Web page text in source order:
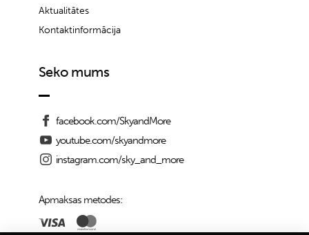
Aktualitātes
Kontaktinformācija
Seko mums
facebook.com/SkyandMore
youtube.com/skyandmore
instagram.com/sky_and_more
Apmaksas metodes: